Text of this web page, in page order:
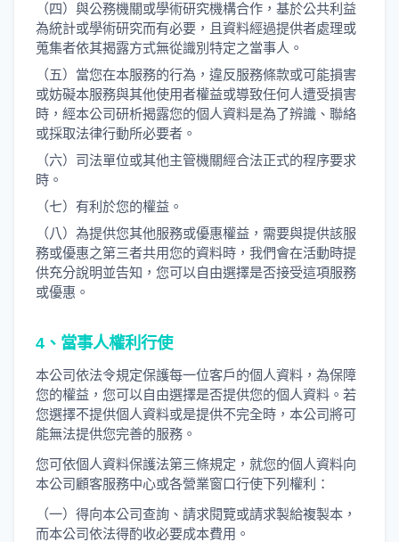
（四）與公務機關或學術研究機構合作，基於公共利益
為統計或學術研究而有必要，且資料經過提供者處理或
蒐集者依其揭露方式無從識別特定之當事人。
（五）當您在本服務的行為，違反服務條款或可能損害
或妨礙本服務與其他使用者權益或導致任何人遭受損害
時，經本公司研析揭露您的個人資料是為了辨識、聯絡
或採取法律行動所必要者。
（六）司法單位或其他主管機關經合法正式的程序要求
時。
（七）有利於您的權益。
（八）為提供您其他服務或優惠權益，需要與提供該服
務或優惠之第三者共用您的資料時，我們會在活動時提
供充分說明並告知，您可以自由選擇是否接受這項服務
或優惠。
4、當事人權利行使
本公司依法令規定保護每一位客戶的個人資料，為保障
您的權益，您可以自由選擇是否提供您的個人資料。若
您選擇不提供個人資料或是提供不完全時，本公司將可
能無法提供您完善的服務。
您可依個人資料保護法第三條規定，就您的個人資料向
本公司顧客服務中心或各營業窗口行使下列權利：
（一）得向本公司查詢、請求閱覽或請求製給複製本，
而本公司依法得酌收必要成本費用。